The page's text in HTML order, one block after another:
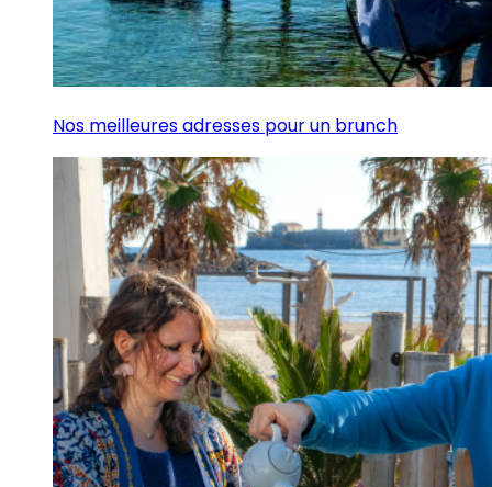
Nos meilleures adresses pour un brunch